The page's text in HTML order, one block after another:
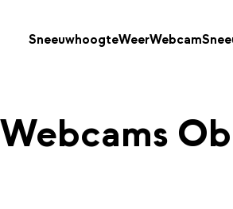
SneeuwhoogteWeerWebcam
Webcams